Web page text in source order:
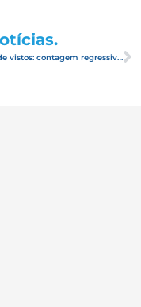
Isenção de vistos: contagem regressiva!